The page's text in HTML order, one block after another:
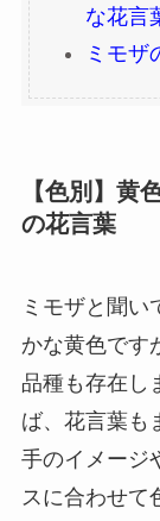
な花言
ミモザ
【色別】黄
の花言葉
ミモザと聞い
かな黄色です
品種も存在し
ば、花言葉も
手のイメージ
スに合わせて